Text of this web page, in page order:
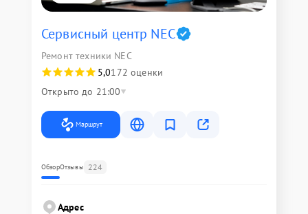
Сервисный центр NEC
Ремонт техники NEC
5,0172 оценки
Открыто до 21:00
Маршрут
ОбзорОтзывы 224
Адрес